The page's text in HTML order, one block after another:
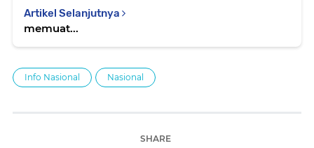
Artikel Selanjutnya
memuat...
Info Nasional Nasional
SHARE